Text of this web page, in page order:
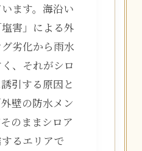
ます。海沿い
害」による外
劣化から雨水
、それがシロ
引する原因と
壁の防水メン
のままシロア
るエリアで